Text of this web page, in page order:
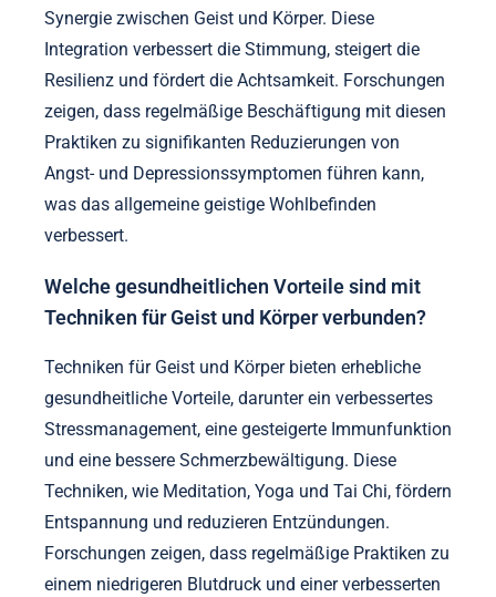
Synergie zwischen Geist und Körper. Diese
Integration verbessert die Stimmung, steigert die
Resilienz und fördert die Achtsamkeit. Forschungen
zeigen, dass regelmäßige Beschäftigung mit diesen
Praktiken zu signifikanten Reduzierungen von
Angst- und Depressionssymptomen führen kann,
was das allgemeine geistige Wohlbefinden
verbessert.
Welche gesundheitlichen Vorteile sind mit
Techniken für Geist und Körper verbunden?
Techniken für Geist und Körper bieten erhebliche
gesundheitliche Vorteile, darunter ein verbessertes
Stressmanagement, eine gesteigerte Immunfunktion
und eine bessere Schmerzbewältigung. Diese
Techniken, wie Meditation, Yoga und Tai Chi, fördern
Entspannung und reduzieren Entzündungen.
Forschungen zeigen, dass regelmäßige Praktiken zu
einem niedrigeren Blutdruck und einer verbesserten